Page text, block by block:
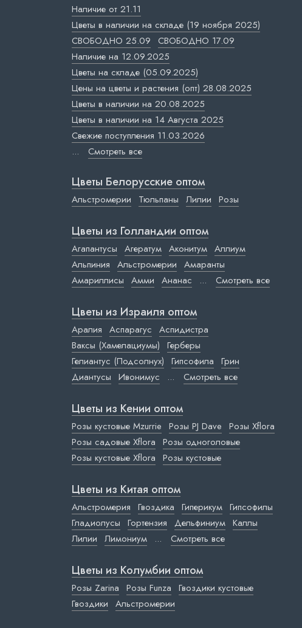
Наличие от 21.11
Цветы в наличии на складе (19 ноября 2025)
СВОБОДНО 25.09 СВОБОДНО 17.09
Наличие на 12.09.2025
Цветы на складе (05.09.2025)
Цены на цветы и растения (опт) 28.08.2025
Цветы в наличии на 20.08.2025
Цветы в наличии на 14 Августа 2025
Свежие поступления 11.03.2026
... Смотреть все
Цветы Белорусские оптом
Альстромерии Тюльпаны Лилии Розы
Цветы из Голландии оптом
Агапантусы Агератум Аконитум Аллиум
Альпиния Альстромерии Амаранты
Амариллисы Амми Ананас ... Смотреть все
Цветы из Израиля оптом
Аралия Аспарагус Аспидистра
Ваксы (Хамелациумы) Герберы
Гелиантус (Подсолнух) Гипсофила Грин
Диантусы Ивонимус ... Смотреть все
Цветы из Кении оптом
Розы кустовые Mzurrie Розы PJ Dave Розы Xflora
Розы садовые Xflora Розы одноголовые
Розы кустовые Xflora Розы кустовые
Цветы из Китая оптом
Альстромерия Гвоздика Гиперикум Гипсофилы
Гладиолусы Гортензия Дельфиниум Каллы
Лилии Лимониум ... Смотреть все
Цветы из Колумбии оптом
Розы Zarina Розы Funza Гвоздики кустовые
Гвоздики Альстромерии